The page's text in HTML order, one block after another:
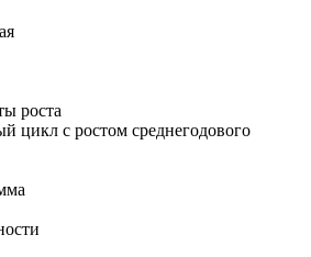
роста
цикл с ростом среднегодового